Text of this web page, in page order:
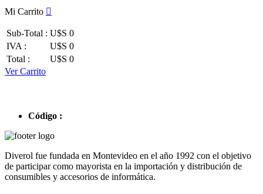
Mi Carrito
Sub-Total : U$S 0
IVA :
U$S 0
Total :
U$S 0
Ver Carrito
Código :
Diverol fue fundada en Montevideo en el año 1992 con el objetivo
de participar como mayorista en la importación y distribución de
consumibles y accesorios de informática.